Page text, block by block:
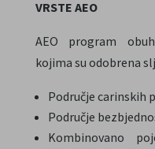
VRSTE AEO
AEO program
kojima su odobrena
Područje carinskih
Područje
Kombinovano